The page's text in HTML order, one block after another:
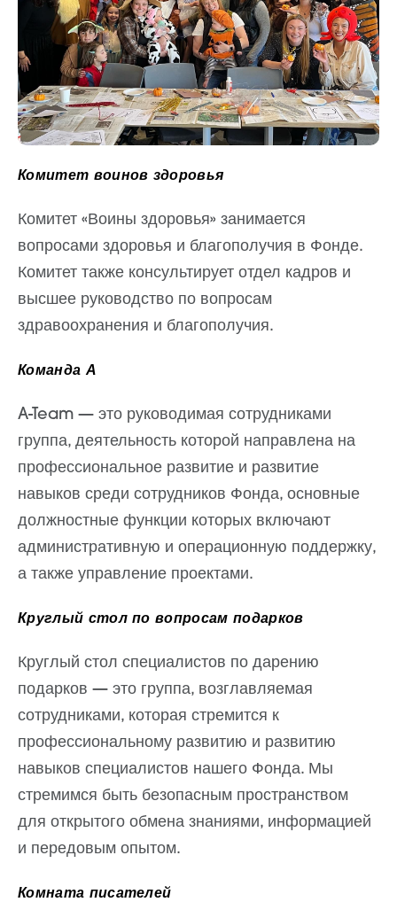
Комитет воинов здоровья
Комитет «Воины здоровья» занимается
вопросами здоровья и благополучия в Фонде.
Комитет также консультирует отдел кадров и
высшее руководство по вопросам
здравоохранения и благополучия.
Команда А
A-Team — это руководимая сотрудниками
группа, деятельность которой направлена на
профессиональное развитие и развитие
навыков среди сотрудников Фонда, основные
должностные функции которых включают
административную и операционную поддержку,
а также управление проектами.
Круглый стол по вопросам подарков
Круглый стол специалистов по дарению
подарков — это группа, возглавляемая
сотрудниками, которая стремится к
профессиональному развитию и развитию
навыков специалистов нашего Фонда. Мы
стремимся быть безопасным пространством
для открытого обмена знаниями, информацией
и передовым опытом.
Комната писателей